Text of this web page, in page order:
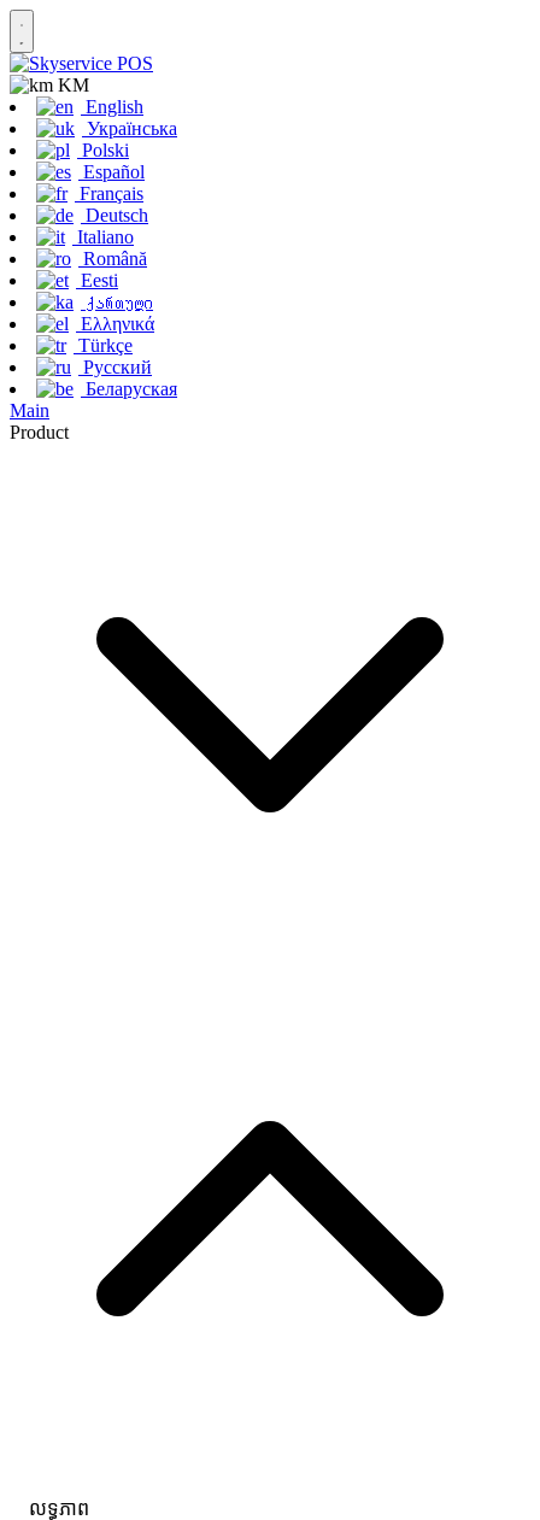
KM
English
Українська
Polski
Español
Français
Deutsch
Italiano
Română
Eesti
ქართული
Ελληνικά
Türkçe
Русский
Беларуская
Main
Product
លទ្ធភាព